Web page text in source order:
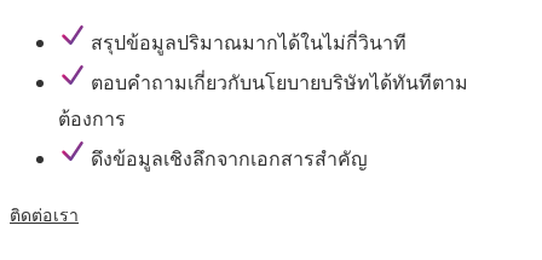
สรุปข้อมูลปริมาณมากได้ในไม่กี่วินาที
ตอบคำถามเกี่ยวกับนโยบายบริษัทได้ทันทีตาม
ต้องการ
ดึงข้อมูลเชิงลึกจากเอกสารสำคัญ
ติดต่อเรา